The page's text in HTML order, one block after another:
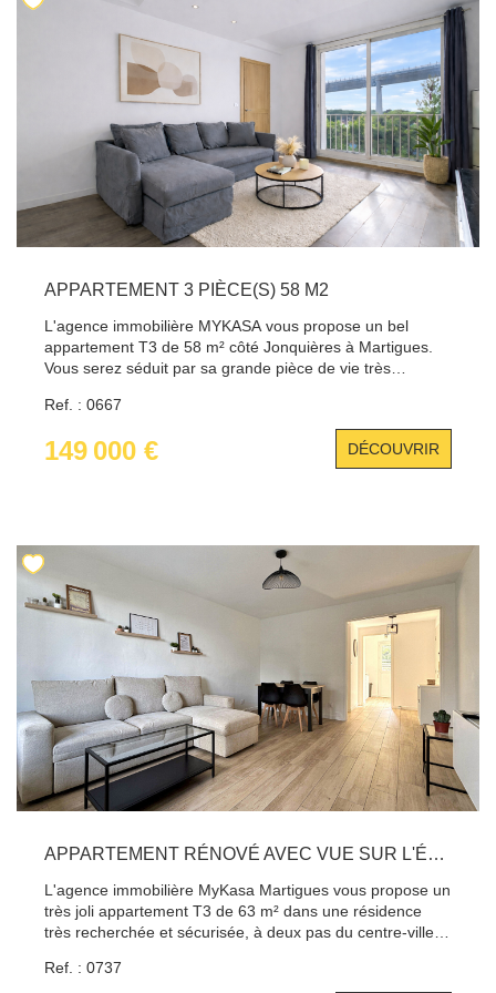
climatisation très récente vous rafraichira en été. Merci de
contacter Régis au 06.18.74.10.04
APPARTEMENT 3 PIÈCE(S) 58 M2
L'agence immobilière MYKASA vous propose un bel
appartement T3 de 58 m² côté Jonquières à Martigues.
Vous serez séduit par sa grande pièce de vie très
et sa cuisine aménagée et équipée. Vous trouverez
très fonctionnelle. Vous bénéficierez de faibles charges et
Ref. : 0667
149 000 € DÉCOUVRIR
APPARTEMENT RÉNOVÉ AVEC VUE SUR L'ÉTANG À MARTIGUES 3 PIÈCE(S) 63 M2
L'agence immobilière MyKasa Martigues vous propose un
très joli appartement T3 de 63 m² dans une résidence
très recherchée et sécurisée, à deux pas du centre-ville
une vue dégagée sur l'étang et la verdure. Entièrement
Ref. : 0737